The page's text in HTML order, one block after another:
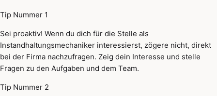
Tip Nummer 1
Sei proaktiv! Wenn du dich für die Stelle als
Instandhaltungsmechaniker interessierst, zögere nicht, direkt
bei der Firma nachzufragen. Zeig dein Interesse und stelle
Fragen zu den Aufgaben und dem Team.
Tip Nummer 2